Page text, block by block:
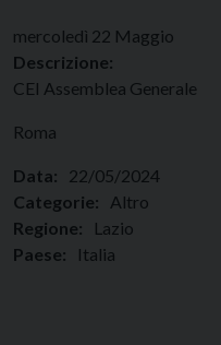
mercoledì 22 Maggio
Descrizione:
CEI Assemblea Generale
Roma
Data:
22/05/2024
Categorie:
Altro
Regione:
Lazio
Paese:
Italia